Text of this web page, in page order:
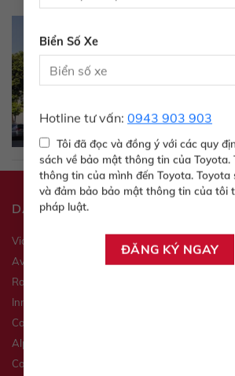
Biển Số Xe
Hotline tư vấn: 0943 903 903
Tôi đã đọc và đồng ý với các quy
sách về bảo mật thông tin của Toyota.
thông tin của mình đến Toyota. Toyota
và đảm bảo bảo mật thông tin của tôi
pháp luật.
DANH MỤC SẢN PHẨM
Vios
Veloz
Avanza
Yaris
Raize
Innova
Camry
Alphard
Corolla Cross